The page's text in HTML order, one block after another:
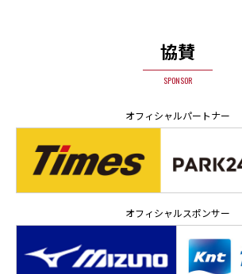
協賛
SPONSOR
オフィシャルパートナー
オフィシャルスポンサー